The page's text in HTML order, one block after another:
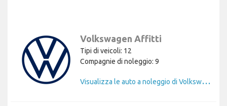
Volkswagen Affitti
Tipi di veicoli: 12
Compagnie di noleggio: 9
V
isualizza le auto a noleggio di Volkswagen